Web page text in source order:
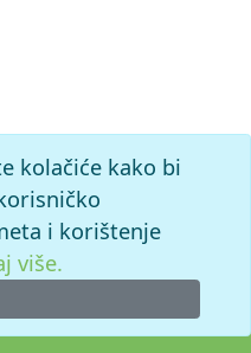
kolačiće kako bi
i korištenje
više.
Krleža